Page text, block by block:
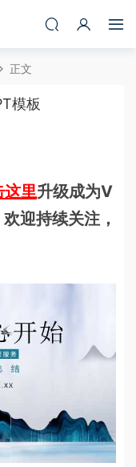
正文
模板
这里升级成为V
欢迎持续关注，